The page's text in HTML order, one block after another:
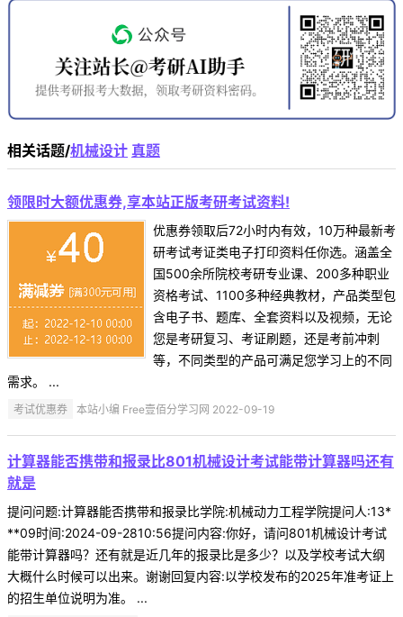
相关话题/机械设计 真题
领限时大额优惠券,享本站正版考研考试资料!
优惠券领取后72小时内有效，10万种最新考
研考试考证类电子打印资料任你选。涵盖全
国500余所院校考研专业课、200多种职业
资格考试、1100多种经典教材，产品类型包
含电子书、题库、全套资料以及视频，无论
您是考研复习、考证刷题，还是考前冲刺
等，不同类型的产品可满足您学习上的不同
需求。 ...
考试优惠券 本站小编 Free壹佰分学习网 2022-09-19
计算器能否携带和报录比801机械设计考试能带计算器吗还有
就是
提问问题:计算器能否携带和报录比学院:机械动力工程学院提问人:13*
**09时间:2024-09-2810:56提问内容:你好，请问801机械设计考试
能带计算器吗？还有就是近几年的报录比是多少？以及学校考试大纲
大概什么时候可以出来。谢谢回复内容:以学校发布的2025年准考证上
的招生单位说明为准。 ...